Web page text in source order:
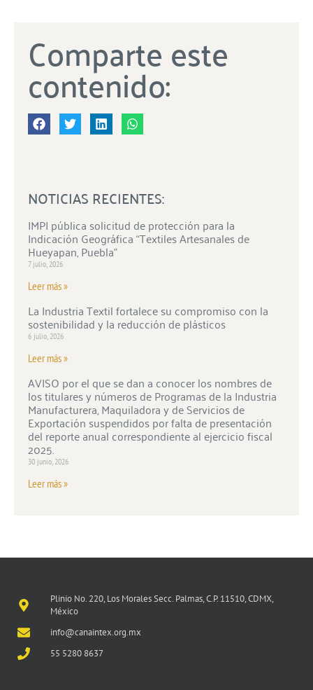
Comparte este
contenido:
NOTICIAS RECIENTES:
IMPI pública solicitud de protección para la
Indicación Geográfica “Textiles Artesanales de
Hueyapan, Puebla”
7 julio, 2026
Leer más »
La Industria Textil fortalece su compromiso con la
sostenibilidad y la reducción de plásticos
6 julio, 2026
Leer más »
AVISO por el que se dan a conocer los nombres de
los titulares y números de Programas de la Industria
Manufacturera, Maquiladora y de Servicios de
Exportación suspendidos por falta de presentación
del reporte anual correspondiente al ejercicio fiscal
2025.
30 junio, 2026
Leer más »
Plinio No. 220, Los Morales Secc. Palmas, C.P. 11510, CDMX,
México
info@canaintex.org.mx
55 5280 8637